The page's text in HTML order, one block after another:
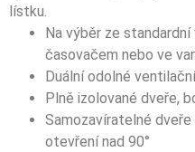
lístku.
Na výběr ze
časovačem nebo ve
Duální odolné
Plně izolované dveře,
Samozavíratelné
otevření nad 90°